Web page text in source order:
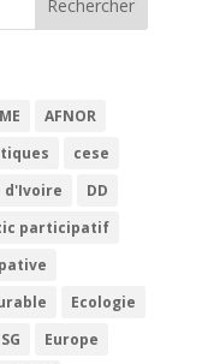
AFNOR
cese
d'Ivoire
DD
participatif
Ecologie
Europe